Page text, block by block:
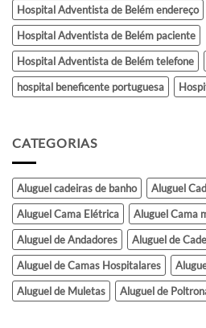
Hospital Adventista de Belém endereço
Hospital Adventista de Belém paciente
Hospital Adventista de Belém telefone
hospital beneficente portuguesa
CATEGORIAS
Aluguel cadeiras de banho
Aluguel
Aluguel Cama Elétrica
Aluguel Cama
Aluguel de Andadores
Aluguel de
Aluguel de Camas Hospitalares
Aluguel de Muletas
Aluguel de